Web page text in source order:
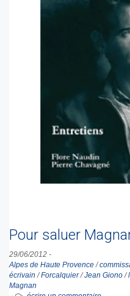
Pour saluer
29/06/2012 -
Alpes de Haute Provence/
écrivain /Forcalquier/Jean Giono/
Magnan